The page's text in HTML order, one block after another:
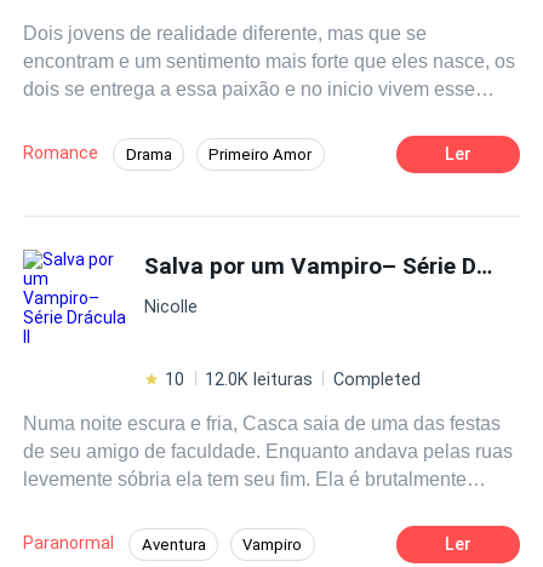
Dois jovens de realidade diferente, mas que se
encontram e um sentimento mais forte que eles nasce, os
dois se entrega a essa paixão e no inicio vivem esse
quer mandar em suas decisões, ela tem um padastro com
uma índole duvidosa, violento e que a partir do momento
para ter o caminho livre para ele executar seus desejos
mais sombrios.
Romance Drama Primeiro Amor Ler
Salva por um Vampiro– Série Drácula II
Nicolle
10 12.0K leituras Completed
Numa noite escura e fria, Casca saia de uma das festas
de seu amigo de faculdade. Enquanto andava pelas ruas
levemente sóbria ela tem seu fim. Ela é brutalmente
dia seguinte acorda sem nenhum aranhão com uma sede
Paranormal Aventura Vampiro Ler